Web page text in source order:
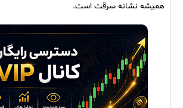
همیشه نشانه سرقت است.